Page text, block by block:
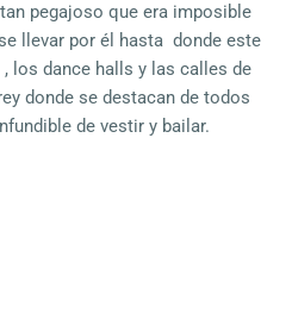
pegajoso que era imposible
llevar por él hasta donde este
los dance halls y las calles de
donde se destacan de todos
de vestir y bailar.